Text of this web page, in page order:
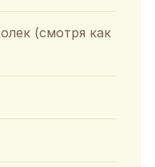
(смотря как